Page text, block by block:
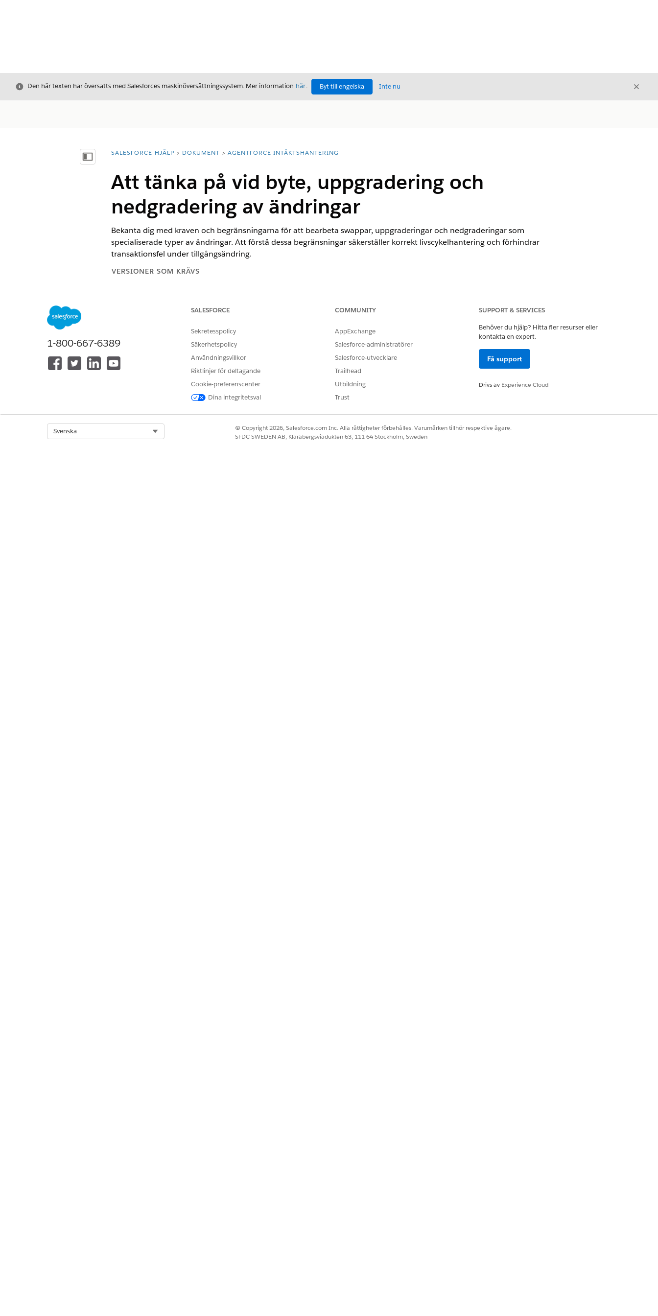
Stäng
Den här texten har översatts med Salesforces maskinöversättningssystem. Mer information här. Byt till engelska Inte nu Stäng
Visa innehållsförteckning
Du är här:
SALESFORCE-HJÄLP DOKUMENT AGENTFORCE INTÄKTSHANTERING
Att tänka på vid byte, uppgradering och
nedgradering av ändringar
Bekanta dig med kraven och begränsningarna för att bearbeta swappar, uppgraderingar och nedgraderingar som
specialiserade typer av ändringar. Att förstå dessa begränsningar säkerställer korrekt livscykelhantering och förhindrar
transaktionsfel under tillgångsändring.
VERSIONER SOM KRÄVS
Tillgängliga i: UtgåvornaEnterprise, Intäktshantering
där transaktionshantering
Ändringsbegränsningar och kompabilitet
Gå igenom dessa kritiska begränsningar innan du bearbetar en byte, uppgradering eller nedgradering.
Återställningsbegränsningar: Det går inte att ta tillbaka byte av transaktioner.
Produktbegränsningar: Det går inte att byta, uppgradera eller nedgradera följande tillgångstyper
Utgångna tillgångar.
Användningsbaserade tillgångar.
Härledda prisprodukter.
1-800-667-6389
SALESFORCE
Sekretesspolicy
Säkerhetspolicy
Användningsvillkor
Riktlinjer för deltagande
Cookie-preferenscenter
Dina integritetsval
COMMUNITY
AppExchange
Salesforce-administratörer
Salesforce-utvecklare
Trailhead
Utbildning
Trust
SUPPORT & SERVICES
Behöver du hjälp? Hitta fler resurser eller
kontakta en expert.
Få support
Drivs av Experience Cloud
Svenska
© Copyright 2026, Salesforce.com Inc. Alla rättigheter förbehålles. Varumärken tillhör respektive ägare.
SFDC SWEDEN AB, Klarabergsviadukten 63, 111 64 Stockholm, Sweden